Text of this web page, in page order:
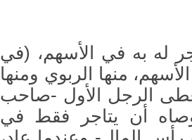
له به في الأسهم، (في
منها الربوي ومنها
الرجل الأول -صاحب
أن يتاجر فقط في